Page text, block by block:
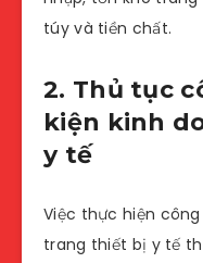
túy và tiền chất.
2. Thủ tục
kiện kinh
y tế
Việc thực hiện
trang thiết bị y tế